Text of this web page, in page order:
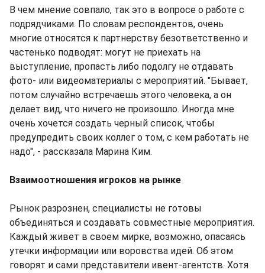
В чем мнение совпало, так это в вопросе о работе с
подрядчиками. По словам респондентов, очень
многие относятся к партнерству безответственно и
частенько подводят: могут не приехать на
выступление, пропасть либо подолгу не отдавать
фото- или видеоматериалы с мероприятий. "Бывает,
потом случайно встречаешь этого человека, а он
делает вид, что ничего не произошло. Иногда мне
очень хочется создать черный список, чтобы
предупредить своих коллег о том, с кем работать не
надо", - рассказала Марина Ким.
Взаимоотношения игроков на рынке
Рынок разрознен, специалисты не готовы
объединяться и создавать совместные мероприятия.
Каждый живет в своем мирке, возможно, опасаясь
утечки информации или воровства идей. Об этом
говорят и сами представители ивент-агентств. Хотя